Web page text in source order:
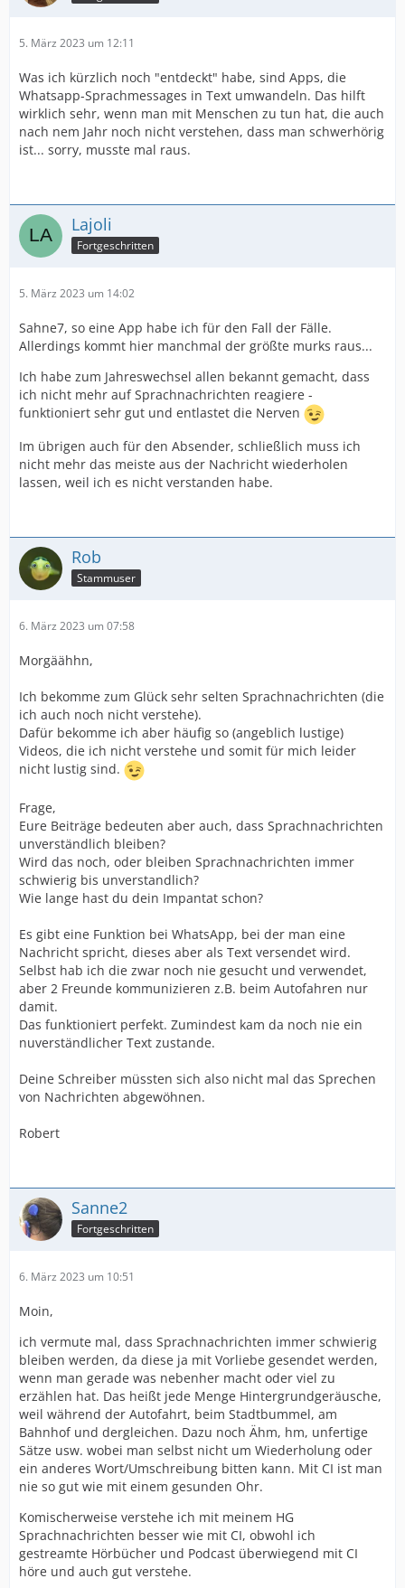
5. März 2023 um 12:11
Was ich kürzlich noch "entdeckt" habe, sind Apps, die
Whatsapp-Sprachmessages in Text umwandeln. Das hilft
wirklich sehr, wenn man mit Menschen zu tun hat, die auch
nach nem Jahr noch nicht verstehen, dass man schwerhörig
ist... sorry, musste mal raus.
Lajoli
Fortgeschritten
5. März 2023 um 14:02
Sahne7, so eine App habe ich für den Fall der Fälle.
Allerdings kommt hier manchmal der größte murks raus...
Ich habe zum Jahreswechsel allen bekannt gemacht, dass
ich nicht mehr auf Sprachnachrichten reagiere -
funktioniert sehr gut und entlastet die Nerven
Im übrigen auch für den Absender, schließlich muss ich
nicht mehr das meiste aus der Nachricht wiederholen
lassen, weil ich es nicht verstanden habe.
Rob
Stammuser
6. März 2023 um 07:58
Morgäähhn,
Ich bekomme zum Glück sehr selten Sprachnachrichten (die
ich auch noch nicht verstehe).
Dafür bekomme ich aber häufig so (angeblich lustige)
Videos, die ich nicht verstehe und somit für mich leider
nicht lustig sind.
Frage,
Eure Beiträge bedeuten aber auch, dass Sprachnachrichten
unverständlich bleiben?
Wird das noch, oder bleiben Sprachnachrichten immer
schwierig bis unverstandlich?
Wie lange hast du dein Impantat schon?
Es gibt eine Funktion bei WhatsApp, bei der man eine
Nachricht spricht, dieses aber als Text versendet wird.
Selbst hab ich die zwar noch nie gesucht und verwendet,
aber 2 Freunde kommunizieren z.B. beim Autofahren nur
damit.
Das funktioniert perfekt. Zumindest kam da noch nie ein
nuverständlicher Text zustande.
Deine Schreiber müssten sich also nicht mal das Sprechen
von Nachrichten abgewöhnen.
Robert
Sanne2
Fortgeschritten
6. März 2023 um 10:51
Moin,
ich vermute mal, dass Sprachnachrichten immer schwierig
bleiben werden, da diese ja mit Vorliebe gesendet werden,
wenn man gerade was nebenher macht oder viel zu
erzählen hat. Das heißt jede Menge Hintergrundgeräusche,
weil während der Autofahrt, beim Stadtbummel, am
Bahnhof und dergleichen. Dazu noch Ähm, hm, unfertige
Sätze usw. wobei man selbst nicht um Wiederholung oder
ein anderes Wort/Umschreibung bitten kann. Mit CI ist man
nie so gut wie mit einem gesunden Ohr.
Komischerweise verstehe ich mit meinem HG
Sprachnachrichten besser wie mit CI, obwohl ich
gestreamte Hörbücher und Podcast überwiegend mit CI
höre und auch gut verstehe.